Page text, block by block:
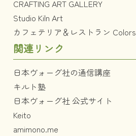
CRAFTING ART GALLERY
Studio Kiln Art
カフェテリア＆レストラン Colors
関連リンク
日本ヴォーグ社の通信講座
キルト塾
日本ヴォーグ社 公式サイト
Keito
amimono.me